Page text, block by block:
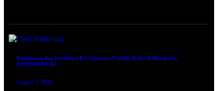
Pembinaan dan Sertifikasi K3 Operator Forklift Kelas II Blended by
KEMNAKER RI
August 7, 2026